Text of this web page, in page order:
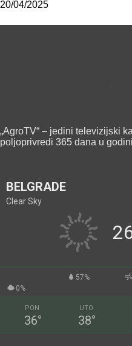
20/04/2025
„AgroTV“ – jedini televizijski
poljoprivredi 365 dana u
BELGRADE
Clear Sky
57%
0%
PON
36°
UTO
38°